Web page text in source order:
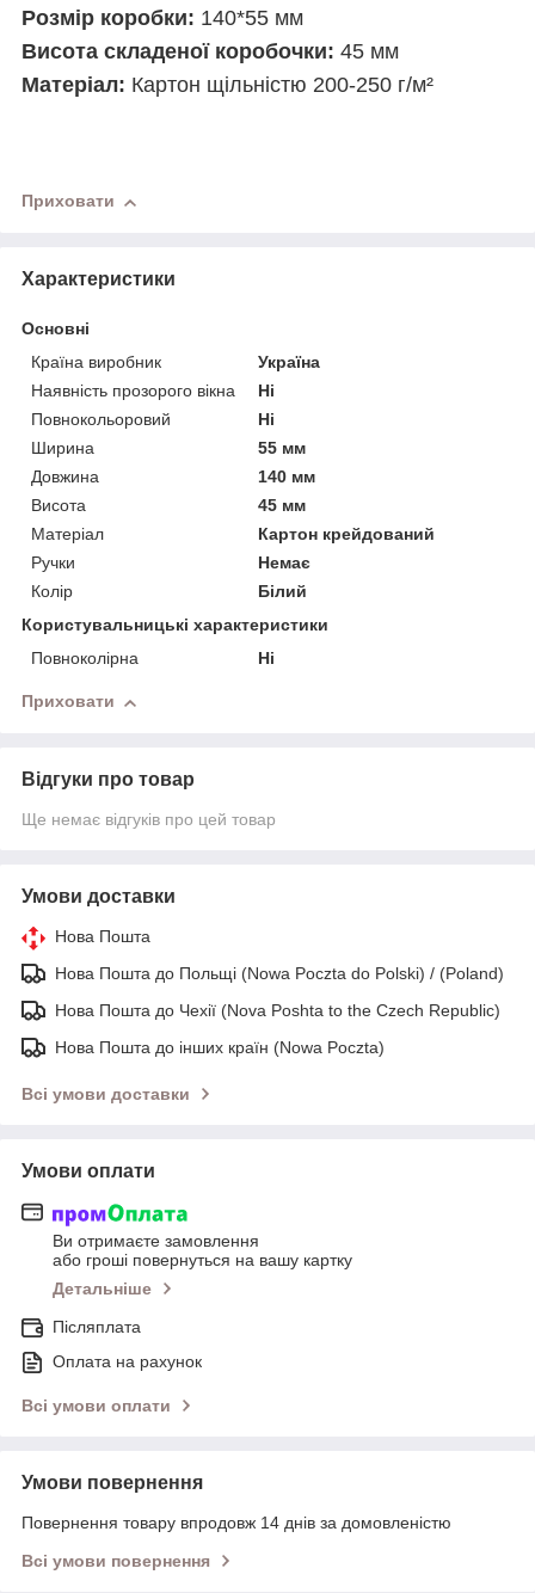
Розмір коробки: 140*55 мм
Висота складеної коробочки: 45 мм
Матеріал: Картон щільністю 200-250 г/м²
Приховати
Характеристики
Основні
Країна виробник
Україна
Наявність прозорого вікна
Ні
Повнокольоровий
Ні
Ширина
55 мм
Довжина
140 мм
Висота
45 мм
Матеріал
Картон крейдований
Ручки
Немає
Колір
Білий
Користувальницькі характеристики
Повноколірна
Ні
Приховати
Відгуки про товар
Ще немає відгуків про цей товар
Умови доставки
Нова Пошта
Нова Пошта до Польщі (Nowa Poczta do Polski) / (Poland)
Нова Пошта до Чехії (Nova Poshta to the Czech Republic)
Нова Пошта до інших країн (Nowa Poczta)
Всі умови доставки
Умови оплати
Ви отримаєте замовлення
або гроші повернуться на вашу картку
Детальніше
Післяплата
Оплата на рахунок
Всі умови оплати
Умови повернення
Повернення товару впродовж 14 днів за домовленістю
Всі умови повернення